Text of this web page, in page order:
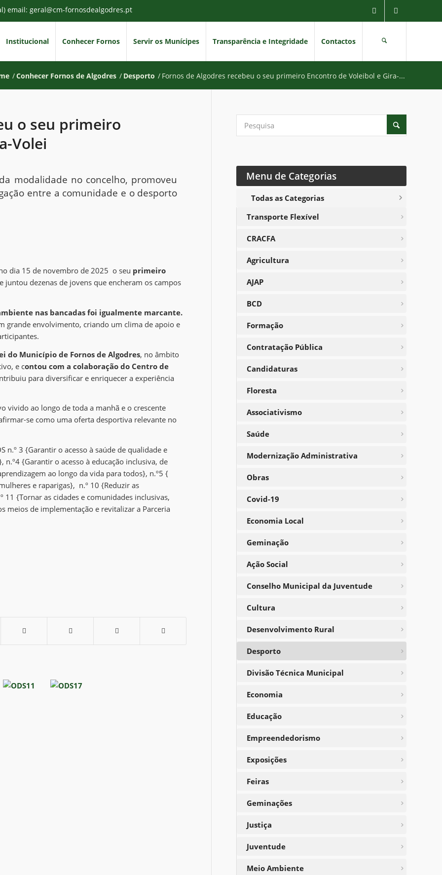
email: geral@cm-fornosdealgodres.pt
Institucional Conhecer Fornos Servir os Munícipes Transparência e Integridade Contactos
/Conhecer Fornos de Algodres / Desporto / Fornos de Algodres recebeu o seu primeiro Encontro de Voleibol e Gira-...
o seu primeiro
Volei
modalidade no concelho, promoveu
entre a comunidade e o desporto
dia 15 de novembro de 2025 o seu primeiro
juntou dezenas de jovens que encheram os campos
nas bancadas foi igualmente marcante.
grande envolvimento, criando um clima de apoio e
do Município de Fornos de Algodres, no âmbito
e contou com a colaboração do Centro de
para diversificar e enriquecer a experiência
vivido ao longo de toda a manhã e o crescente
se como uma oferta desportiva relevante no
n.º 3 {Garantir o acesso à saúde de qualidade e
{Garantir o acesso à educação inclusiva, de
ao longo da vida para todos}, n.º5 {
e raparigas}, n.º 10 {Reduzir as
11 {Tornar as cidades e comunidades inclusivas,
meios de implementação e revitalizar a Parceria
Menu de Categorias
Todas as Categorias
Transporte Flexível
CRACFA
Agricultura
AJAP
BCD
Formação
Contratação Pública
Candidaturas
Floresta
Associativismo
Saúde
Modernização Administrativa
Obras
Covid-19
Economia Local
Geminação
Ação Social
Conselho Municipal da Juventude
Cultura
Desenvolvimento Rural
Desporto
Divisão Técnica Municipal
Economia
Educação
Empreendedorismo
Exposições
Feiras
Geminações
Justiça
Juventude
Meio Ambiente